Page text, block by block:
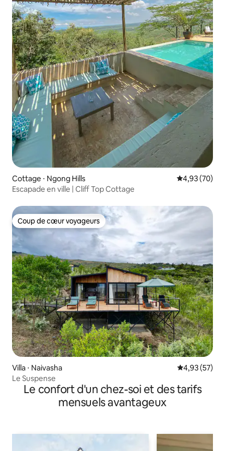
Cottage ⋅ Ngong Hills Évaluation
4,93 (70)
Escapade en ville | Cliff Top Cottage
Coup de cœur voyageurs
Coup de cœur voyageurs
Villa ⋅ Naivasha Évaluation
4,93 (57)
Le Suspense
Le confort d'un chez-soi et des tarifs
mensuels avantageux